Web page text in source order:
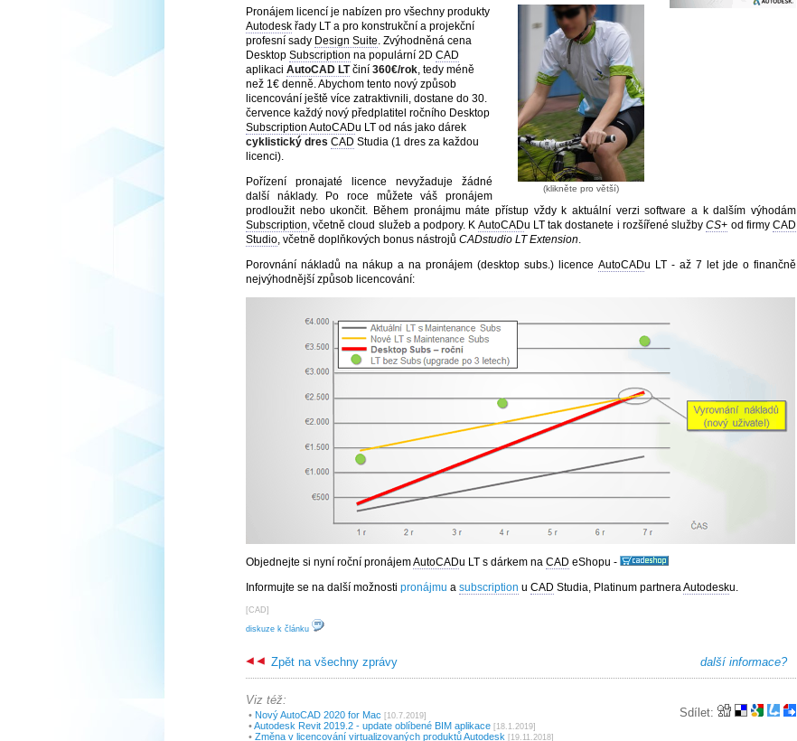
(klikněte pro větší)
Pronájem licencí je nabízen pro všechny produkty
Autodesk řady LT a pro konstrukční a projekční
profesní sady Design Suite. Zvýhodněná cena
Desktop Subscription na populární 2D CAD
aplikaci AutoCAD LTčiní 360€/rok, tedy méně
než 1€ denně. Abychom tento nový způsob
licencování ještě více zatraktivnili, dostane do 30.
července každý nový předplatitel ročního Desktop
Subscription AutoCADu LT od nás jako dárek
cyklistický dres CAD Studia (1 dres za každou
licenci).
Pořízení pronajaté licence nevyžaduje žádné
další náklady. Po roce můžete váš pronájem
prodloužit nebo ukončit. Během pronájmu máte přístup vždy k aktuální verzi software a k dalším výhodám
Subscription, včetně cloud služeb a podpory. K AutoCADu LT tak dostanete i rozšířené službyCS+ od firmyCAD
Studio, včetně doplňkových bonus nástrojů CADstudio LT Extension.
Porovnání nákladů na nákup a na pronájem (desktop subs.) licence AutoCADu LT - až 7 let jde o finančně
nejvýhodnější způsob licencování:
Objednejte si nyní roční pronájemAutoCADu LT s dárkem na CAD eShopu -
Informujte se na další možnosti pronájmu a subscription u CAD Studia, Platinum partneraAutodesku.
[CAD]
diskuze k článku
další informace?
Zpět na všechny zprávy
Sdílet:
Viz též:
• Nový AutoCAD 2020 for Mac [10.7.2019]
•Autodesk Revit 2019.2 - update oblíbené BIM aplikace [18.1.2019]
• Změna v licencování virtualizovaných produktů Autodesk [19.11.2018]